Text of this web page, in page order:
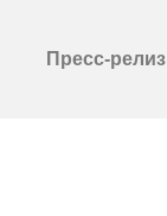
Пресс-релиз